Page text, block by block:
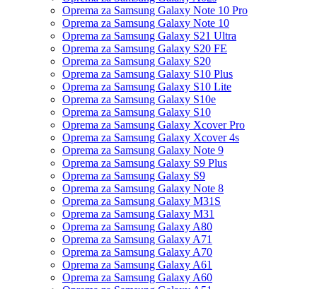
Oprema za Samsung Galaxy Note 10 Pro
Oprema za Samsung Galaxy Note 10
Oprema za Samsung Galaxy S21 Ultra
Oprema za Samsung Galaxy S20 FE
Oprema za Samsung Galaxy S20
Oprema za Samsung Galaxy S10 Plus
Oprema za Samsung Galaxy S10 Lite
Oprema za Samsung Galaxy S10e
Oprema za Samsung Galaxy S10
Oprema za Samsung Galaxy Xcover Pro
Oprema za Samsung Galaxy Xcover 4s
Oprema za Samsung Galaxy Note 9
Oprema za Samsung Galaxy S9 Plus
Oprema za Samsung Galaxy S9
Oprema za Samsung Galaxy Note 8
Oprema za Samsung Galaxy M31S
Oprema za Samsung Galaxy M31
Oprema za Samsung Galaxy A80
Oprema za Samsung Galaxy A71
Oprema za Samsung Galaxy A70
Oprema za Samsung Galaxy A61
Oprema za Samsung Galaxy A60